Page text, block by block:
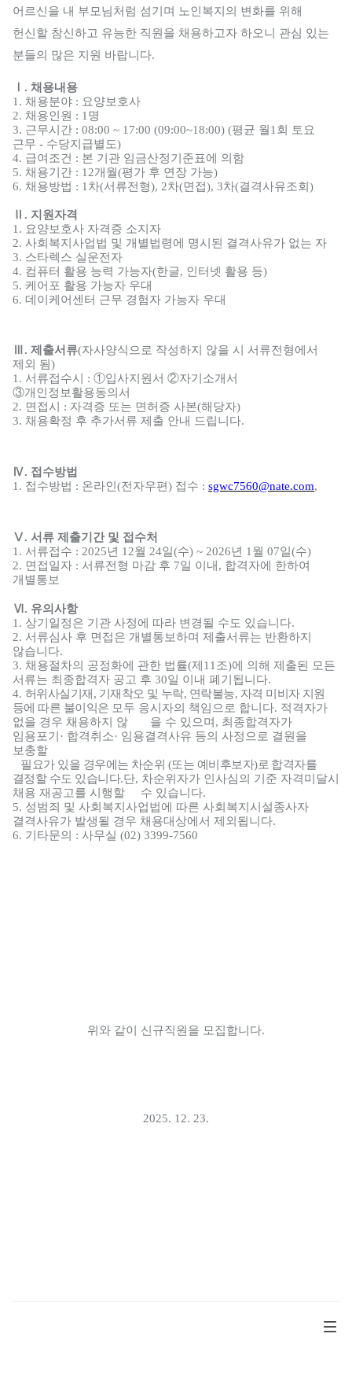
어르신을 내 부모님처럼 섬기며 노인복지의 변화를 위해
헌신할 참신하고 유능한 직원을 채용하고자 하오니 관심 있는
분들의 많은 지원 바랍니다.
. 채용내용
1. 채용분야 : 요양보호사
2. 채용인원 : 1 명
3. 근무시간 : 08:00 ~ 17:00 (09:00~18:00) (평균 월1 회 토요
근무 - 수당지급별도)
4. 급여조건 : 본 기관 임금산정기준표에 의함
5. 채용기간 : 12개월(평가 후 연장 가능)
6. 채용방법 : 1 차(서류전형), 2차(면접), 3차(결격사유조회 )
. 지원자격
1. 요양보호사 자격증 소지자
2. 사회복지사업법 및 개별법령에 명시된 결격사유가 없는 자
3. 스타렉스 실운전자
4. 컴퓨터 활용 능력 가능자(한글, 인터넷 활용 등)
5. 케어포 활용 가능자 우대
6. 데이케어센터 근무 경험자 가능자 우대
. 제출서류(자사양식으로 작성하지 않을 시 서류전형에서
제외 됨)
1. 서류접수시 : ①입사지원서 ②자기소개서
③개인정보활용동의서
2. 면접시 : 자격증 또는 면허증 사본(해당자)
3. 채용확정 후 추가서류 제출 안내 드립니다.
Ⅳ. 접수방법
1. 접수방법 : 온라인 (전자우편) 접수 : sgwc7560@nate.com,
Ⅴ. 서류 제출기간 및 접수처
1. 서류접수 : 2025년 12월 24일(수) ~ 2026년 1 월 07일(수)
2. 면접일자 : 서류전형 마감 후 7일 이내 , 합격자에 한하여
개별통보
Ⅵ . 유의사항
1. 상기일정은 기관 사정에 따라 변경될 수도 있습니다.
2. 서류심사 후 면접은 개별통보하며 제출서류는 반환하지
않습니다.
3. 채용절차의 공정화에 관한 법률(제 11 조)에 의해 제출된 모든
서류는 최종합격자 공고 후 30일 이내 폐기됩니다.
4. 허위사실기재 , 기재착오 및 누락, 연락불능, 자격 미비자 지원
등에 따른 불이익은 모두 응시자의 책임으로 합니다. 적격자가
없을 경우 채용하지 않 을 수 있으며 , 최종합격자가
임용포기 · 합격취소· 임용결격사유 등의 사정으로 결원을
보충할
필요가 있을 경우에는 차순위 (또는 예비후보자)로 합격자를
결정할 수도 있습니다.단, 차순위자가 인사심의 기준 자격미달시
채용 재공고를 시행할 수 있습니다.
5. 성범죄 및 사회복지사업법에 따른 사회복지시설종사자
결격사유가 발생될 경우 채용대상에서 제외됩니다.
6. 기타문의 : 사무실 (02) 3399-7560
위와 같이 신규직원을 모집합니다.
2025. 12. 23.